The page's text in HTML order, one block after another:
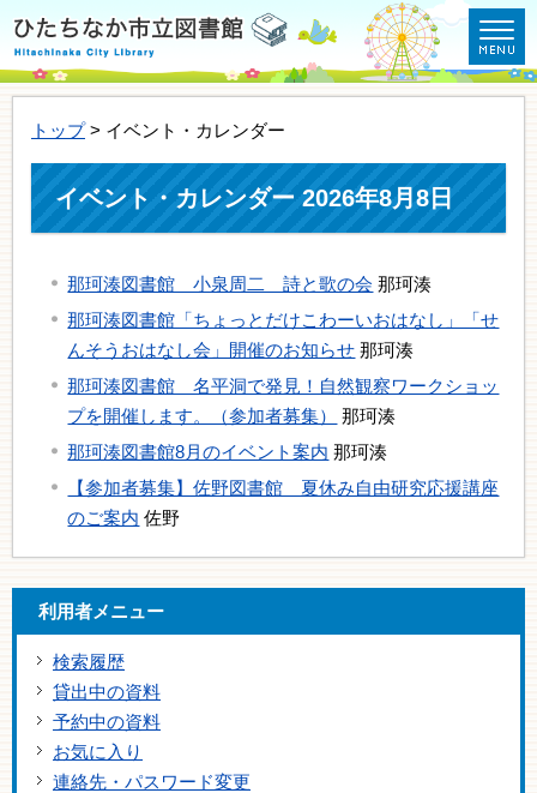
トップ> イベント・カレンダー
イベント・カレンダー 2026年8月8日
那珂湊図書館 小泉周二 詩と歌の会 那珂湊
那珂湊図書館「ちょっとだけこわーいおはなし」「せ
んそうおはなし会」開催のお知らせ 那珂湊
那珂湊図書館 名平洞で発見！自然観察ワークショッ
プを開催します。（参加者募集）
那珂湊
那珂湊図書館8月のイベント案内 那珂湊
【参加者募集】佐野図書館 夏休み自由研究応援講座
のご案内 佐野
利用者メニュー
検索履歴
貸出中の資料
予約中の資料
お気に入り
連絡先・パスワード変更